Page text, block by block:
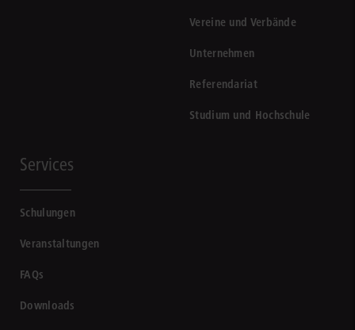
Vereine und Verbände
Unternehmen
Referendariat
Studium und Hochschule
Services
Schulungen
Veranstaltungen
FAQs
Downloads